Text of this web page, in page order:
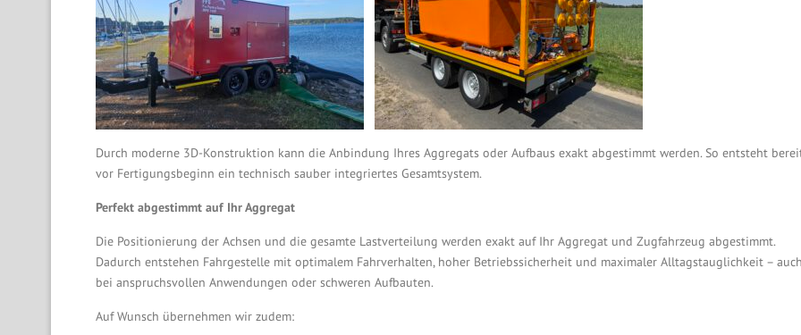
Durch moderne 3D-Konstruktion kann die Anbindung Ihres Aggregats oder Aufbaus exakt abgestimmt werden. So entsteht
vor Fertigungsbeginn ein technisch sauber integriertes Gesamtsystem.
Perfekt abgestimmt auf Ihr Aggregat
Die Positionierung der Achsen und die gesamte Lastverteilung werden exakt auf Ihr Aggregat und Zugfahrzeug abgestimmt.
Dadurch entstehen Fahrgestelle mit optimalem Fahrverhalten, hoher Betriebssicherheit und maximaler Alltagstauglichkeit –
bei anspruchsvollen Anwendungen oder schweren Aufbauten.
Auf Wunsch übernehmen wir zudem: